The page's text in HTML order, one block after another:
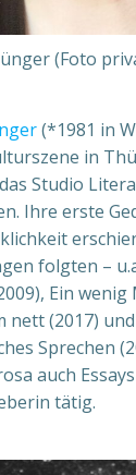
(Foto
(*1981 in
in
Studio
Ihre erste
folgten –
Ein wenig
nett (2017)
Sprechen
auch
tätig.